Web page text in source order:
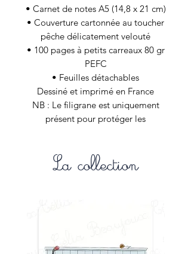
• Carnet de notes A5 (14,8 x 21 cm)
• Couverture cartonnée au toucher
pêche délicatement velouté
• 100 pages à petits carreaux 80 gr
PEFC
• Feuilles détachables
Dessiné et imprimé en France
NB : Le filigrane est uniquement
présent pour protéger les
articles de vos commandes.
La collection